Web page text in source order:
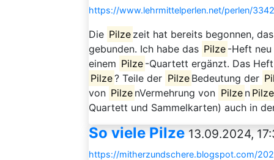
https://www.lehrmittelperlen.net/perlen/
Die Pilze zeit hat bereits begonnen,
gebunden. Ich habe das Pilze -Heft
einem Pilze -Quartett ergänzt. Das
Pilze? Teile der Pilze Bedeutung der
von Pilze nVermehrung von Pilze n Pilze
Quartett und Sammelkarten) auch in
So viele Pilze 13.09.2024,
https://mitherzundschere.blogspot.com/